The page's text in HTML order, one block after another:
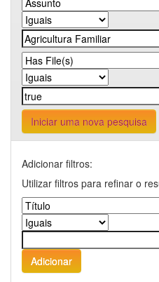
Iniciar uma nova pesquisa
Adicionar filtros:
Utilizar filtros para refinar o